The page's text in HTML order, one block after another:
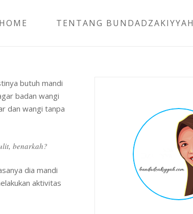
HOME TENTANG BUNDADZAKIYYAH
butuh mandi
badan wangi
dan wangi tanpa
benarkah?
dia mandi
aktivitas